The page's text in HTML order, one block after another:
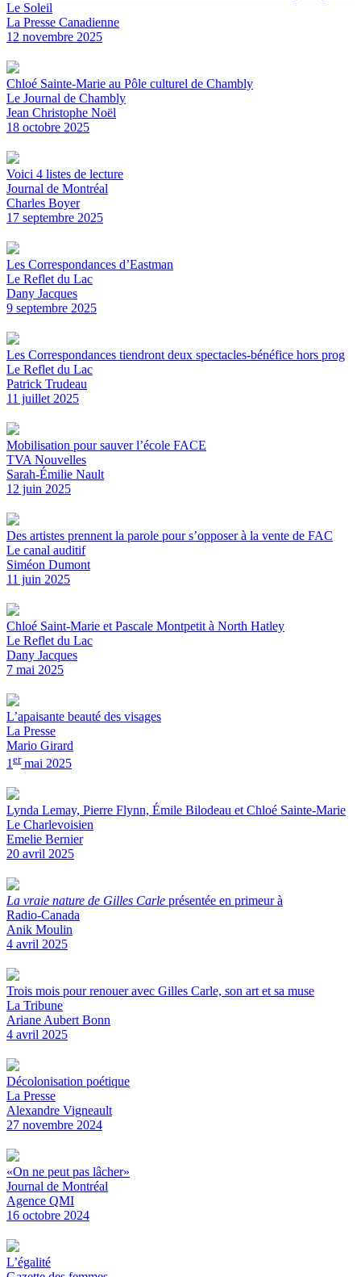
Le Soleil
La Presse Canadienne
12 novembre 2025
Chloé Sainte-Marie au Pôle culturel de Chambly
Le Journal de Chambly
Jean Christophe Noël
18 octobre 2025
Voici 4 listes de lecture
Journal de Montréal
Charles Boyer
17 septembre 2025
Les Correspondances d’Eastman
Le Reflet du Lac
Dany Jacques
9 septembre 2025
Les Correspondances tiendront deux spectacles-bénéfice hors prog
Le Reflet du Lac
Patrick Trudeau
11 juillet 2025
Mobilisation pour sauver l’école FACE
TVA Nouvelles
Sarah-Émilie Nault
12 juin 2025
Des artistes prennent la parole pour s’opposer à la vente de FAC
Le canal auditif
Siméon Dumont
11 juin 2025
Chloé Saint-Marie et Pascale Montpetit à North Hatley
Le Reflet du Lac
Dany Jacques
7 mai 2025
L’apaisante beauté des visages
La Presse
Mario Girard
1 ermai 2025
Lynda Lemay, Pierre Flynn, Émile Bilodeau et Chloé Sainte-Marie
Le Charlevoisien
Emelie Bernier
20 avril 2025
La vraie nature de Gilles Carle présentée en primeur à
Radio-Canada
Anik Moulin
4 avril 2025
Trois mois pour renouer avec Gilles Carle, son art et sa muse
La Tribune
Ariane Aubert Bonn
4 avril 2025
Décolonisation poétique
La Presse
Alexandre Vigneault
27 novembre 2024
«On ne peut pas lâcher»
Journal de Montréal
Agence QMI
16 octobre 2024
L’égalité